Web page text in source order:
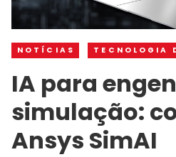
NOTÍCIAS TECNOLOGIA
IA para
simulação:
Ansys SimAI